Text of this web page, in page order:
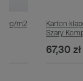
m2
Karton
Szary
67,30 zł